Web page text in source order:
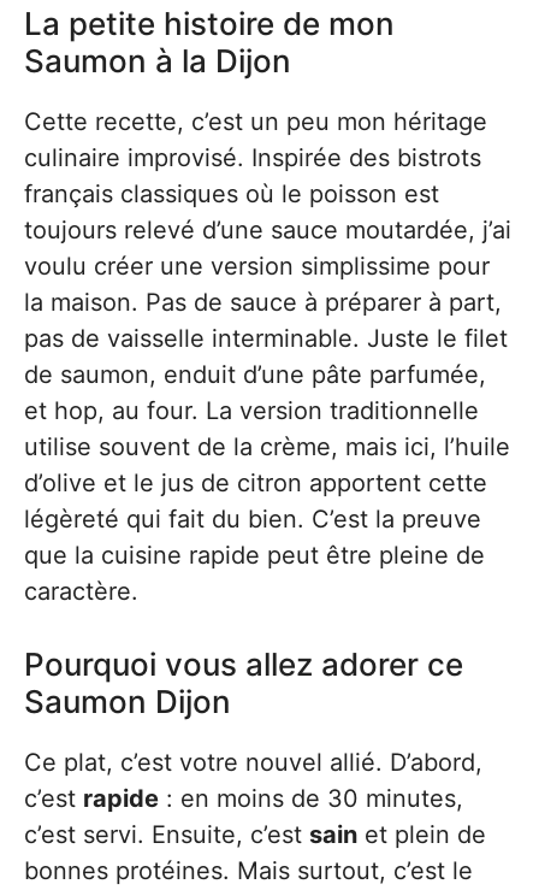
La petite histoire de mon
Saumon à la Dijon
Cette recette, c’est un peu mon héritage
culinaire improvisé. Inspirée des bistrots
français classiques où le poisson est
toujours relevé d’une sauce moutardée, j’ai
voulu créer une version simplissime pour
la maison. Pas de sauce à préparer à part,
pas de vaisselle interminable. Juste le filet
de saumon, enduit d’une pâte parfumée,
et hop, au four. La version traditionnelle
utilise souvent de la crème, mais ici, l’huile
d’olive et le jus de citron apportent cette
légèreté qui fait du bien. C’est la preuve
que la cuisine rapide peut être pleine de
caractère.
Pourquoi vous allez adorer ce
Saumon Dijon
Ce plat, c’est votre nouvel allié. D’abord,
c’est rapide : en moins de 30 minutes,
c’est servi. Ensuite, c’est sain et plein de
bonnes protéines. Mais surtout, c’est le